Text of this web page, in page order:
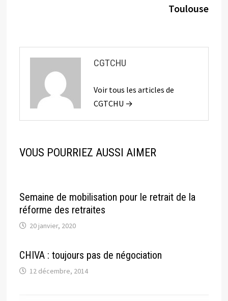
Toulouse
CGTCHU
Voir tous les articles de
CGTCHU →
VOUS POURRIEZ AUSSI AIMER
Semaine de mobilisation pour le retrait de la
réforme des retraites
20 janvier, 2020
CHIVA : toujours pas de négociation
12 décembre, 2014